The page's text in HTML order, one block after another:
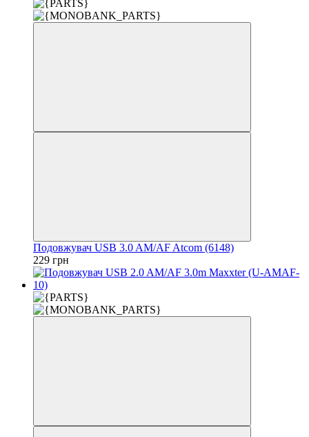
Подовжувач USB 3.0 AM/AF Atcom (6148)
229 грн